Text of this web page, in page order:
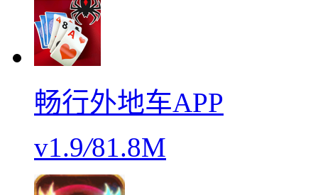
畅行外地车APP
v1.9/81.8M